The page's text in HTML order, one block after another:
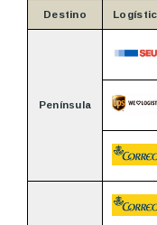
Destino
Península